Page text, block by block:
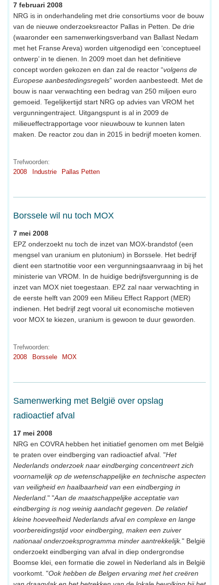
7 februari 2008
NRG is in onderhandeling met drie consortiums voor de bouw
van de nieuwe onderzoeksreactor Pallas in Petten. De drie
(waaronder een samenwerkingsverband van Ballast Nedam
met het Franse Areva) worden uitgenodigd een ‘conceptueel
ontwerp’ in te dienen. In 2009 moet dan het definitieve
concept worden gekozen en dan zal de reactor “volgens de
Europese aanbestedingsregels” worden aanbesteedt. Met de
bouw is naar verwachting een bedrag van 250 miljoen euro
gemoeid. Tegelijkertijd start NRG op advies van VROM het
vergunningentraject. Uitgangspunt is al in 2009 de
milieueffectrapportage voor nieuwbouw te kunnen laten
maken. De reactor zou dan in 2015 in bedrijf moeten komen.
Trefwoorden:
2008
Industrie Pallas Petten
Borssele wil nu toch MOX
7 mei 2008
EPZ onderzoekt nu toch de inzet van MOX-brandstof (een
mengsel van uranium en plutonium) in Borssele. Het bedrijf
dient een startnotitie voor een vergunningsaanvraag in bij het
ministerie van VROM. In de huidige bedrijfsvergunning is de
inzet van MOX niet toegestaan. EPZ zal naar verwachting in
de eerste helft van 2009 een Milieu Effect Rapport (MER)
indienen. Het bedrijf zegt vooral uit economische motieven
voor MOX te kiezen, uranium is gewoon te duur geworden.
Trefwoorden:
2008
Borssele MOX
Samenwerking met België over opslag
radioactief afval
17 mei 2008
NRG en COVRA hebben het initiatief genomen om met België
te praten over eindberging van radioactief afval. "Het
Nederlands onderzoek naar eindberging concentreert zich
voornamelijk op de wetenschappelijke en technische aspecten
van veiligheid en haalbaarheid van een eindberging in
Nederland. " "Aan de maatschappelijke acceptatie van
eindberging is nog weinig aandacht gegeven. De relatief
kleine hoeveelheid Nederlands afval en complexe en lange
voorbereidingstijd voor eindberging, maken een zuiver
nationaal onderzoeksprogramma minder aantrekkelijk." België
onderzoekt eindberging van afval in diep ondergrondse
Boomse klei, een formatie die zowel in Nederland als in België
voorkomt. "Ook hebben de Belgen ervaring met het creëren